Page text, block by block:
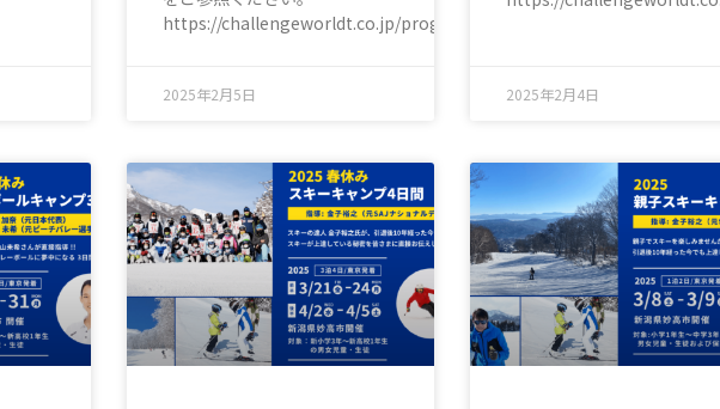
https://challengeworldt.co.jp/program/volleyball/
2025年2月5日 2025年2月4日